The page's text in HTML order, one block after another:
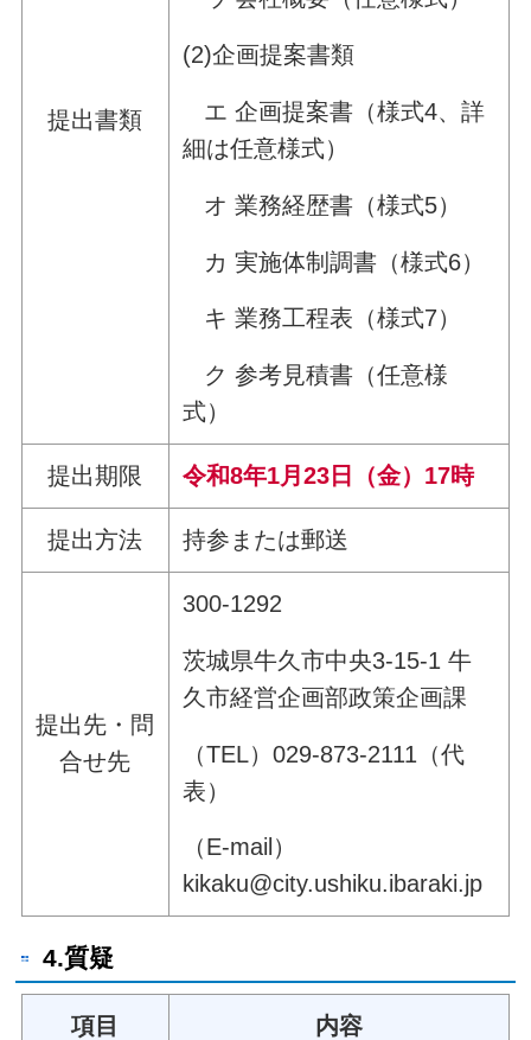
提出書類
(2)企画提案書類
エ 企画提案書（様式4、詳
細は任意様式）
オ 業務経歴書（様式5）
カ 実施体制調書（様式6）
キ 業務工程表（様式7）
ク 参考見積書（任意様
式）
提出期限 令和8年1月23日（金）17時
提出方法 持参または郵送
提出先・問
合せ先
300-1292
茨城県牛久市中央3-15-1 牛
久市経営企画部政策企画課
（TEL）029-873-2111（代
表）
（E-mail）
kikaku@city.ushiku.ibaraki.jp
4.質疑
項目 内容